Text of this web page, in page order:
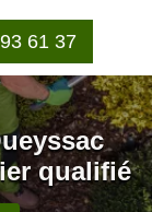
61 37
qualifié